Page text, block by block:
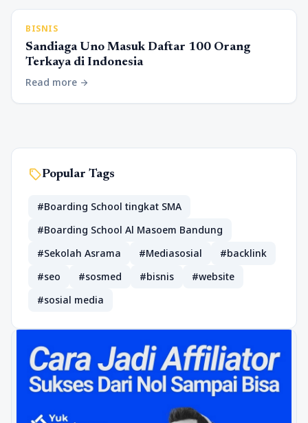
BISNIS
Sandiaga Uno Masuk Daftar 100 Orang
Terkaya di Indonesia
Read more arrow_forward
sellPopular Tags
#Boarding School tingkat SMA
#Boarding School Al Masoem Bandung
#Sekolah Asrama
#Mediasosial
#backlink
#seo
#sosmed #bisnis
#website
#sosial media